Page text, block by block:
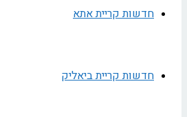
חדשות קריית אתא
חדשות קריית ביאליק